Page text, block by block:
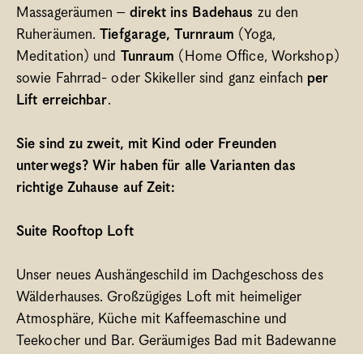
Massageräumen – direkt ins Badehaus zu den
Ruheräumen. Tiefgarage, Turnraum (Yoga,
Meditation) und Tunraum (Home Office, Workshop)
sowie Fahrrad- oder Skikeller sind ganz einfach per
Lift erreichbar.
Sie sind zu zweit, mit Kind oder Freunden
unterwegs? Wir haben für alle Varianten das
richtige Zuhause auf Zeit:
Suite Rooftop Loft
Unser neues Aushängeschild im Dachgeschoss des
Wälderhauses. Großzügiges Loft mit heimeliger
Atmosphäre, Küche mit Kaffeemaschine und
Teekocher und Bar. Geräumiges Bad mit Badewanne